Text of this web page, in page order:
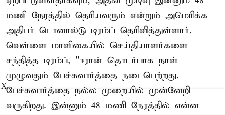
மணி நேரத்தில் தெரியவரும் என்றும் அமெரிக்க
அதிபர் டொனால்டு டிரம்ப் தெரிவித்துள்ளார்.
வெள்ளை மாளிகையில் செய்தியாளர்களை
சந்தித்த டிரம்ப், "ஈரான் தொடர்பாக நாள்
முழுவதும் பேச்சுவார்த்தை நடைபெற்றது.
பேச்சுவார்த்தை நல்ல முறையில் முன்னேறி
வருகிறது. இன்னும் 48 மணி நேரத்தில் என்ன
X